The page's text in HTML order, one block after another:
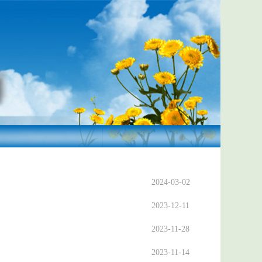
2024-03-02
2023-12-11
2023-11-28
2023-11-14